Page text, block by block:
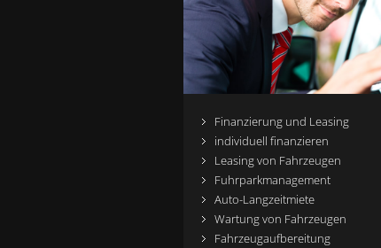
Finanzierung und Leasing
individuell finanzieren
Leasing von Fahrzeugen
Fuhrparkmanagement
Auto-Langzeitmiete
Wartung von Fahrzeugen
Fahrzeugaufbereitung